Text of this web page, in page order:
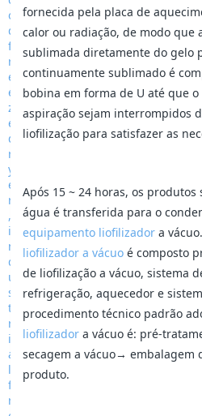
fornecida pela placa de
calor ou radiação, de modo que
sublimada diretamente do gelo
continuamente sublimado é
bobina em forma de U até que
aspiração sejam interrompidos
liofilização para satisfazer as
Após 15 ~ 24 horas, os produtos
água é transferida para o
equipamento liofilizador a
liofilizador a vácuo é composto
de liofilização a vácuo, sistema
refrigeração, aquecedor e
procedimento técnico padrão
liofilizador a vácuo é: pré-
secagem a vácuo→
produto.